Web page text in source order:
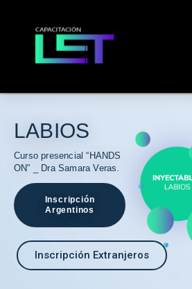
LABIOS
Curso presencial “HANDS
ON” _ Dra Samara Veras.
Inscripción
Argentinos
Inscripción Extranjeros